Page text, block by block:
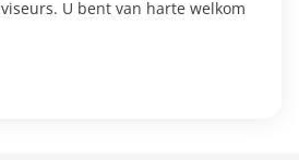
U bent van harte welkom